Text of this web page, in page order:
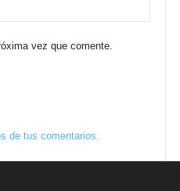
vez que comente.
de tus comentarios.